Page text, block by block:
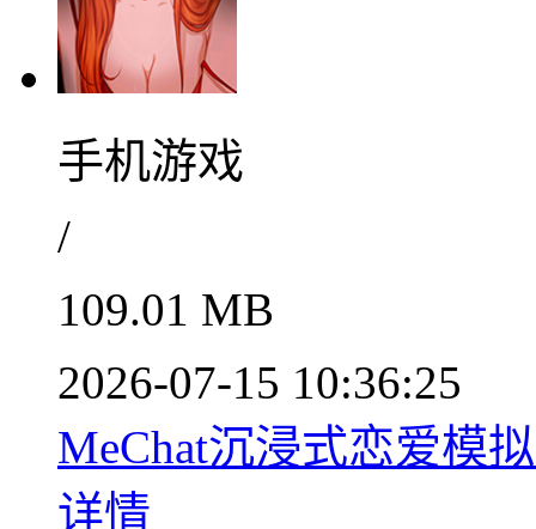
手机游戏
/
109.01 MB
2026-07-15 10:36:25
MeChat沉浸式恋爱模
详情